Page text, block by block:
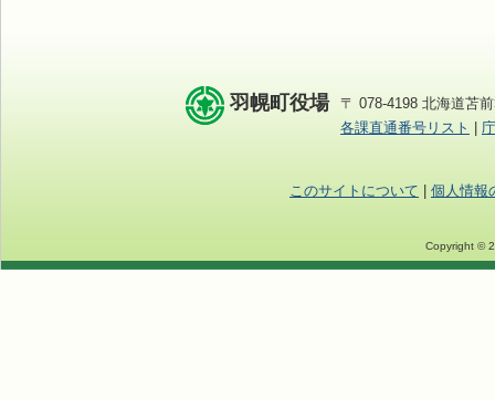
羽幌町役場
〒 078-4198 北海道苫
各課直通番号リスト
このサイトについて 個人情報
Copyright ©